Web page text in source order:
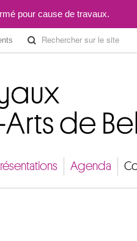
pour cause de travaux.
Agenda